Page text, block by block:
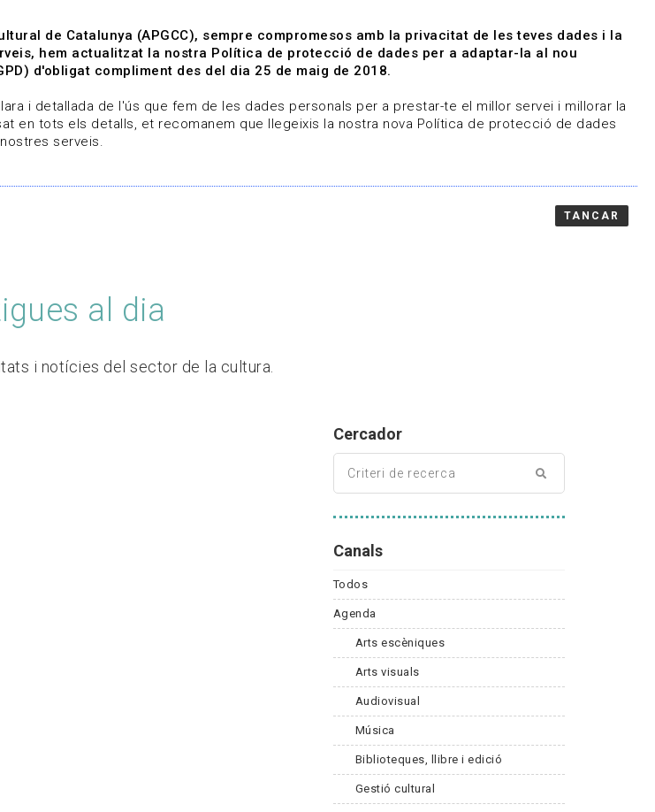
Projectes Serveis A qui representem Contacte
al dia
i notícies del sector de la cultura.
Cercador
Canals
Todos
Agenda
Arts escèniques
Arts visuals
Audiovisual
Música
Biblioteques, llibre i edició
Gestió cultural
de Catalunya (APGCC), sempre compromesos amb la privacitat de les teves dades i la
hem actualitzat la nostra Política de protecció de dades per a adaptar-la al nou
d'obligat compliment des del dia 25 de maig de 2018.
i detallada de l'ús que fem de les dades personals per a prestar-te el millor servei i millorar la
en tots els detalls, et recomanem que llegeixis la nostra nova Política de protecció de dades
serveis.
TANCAR